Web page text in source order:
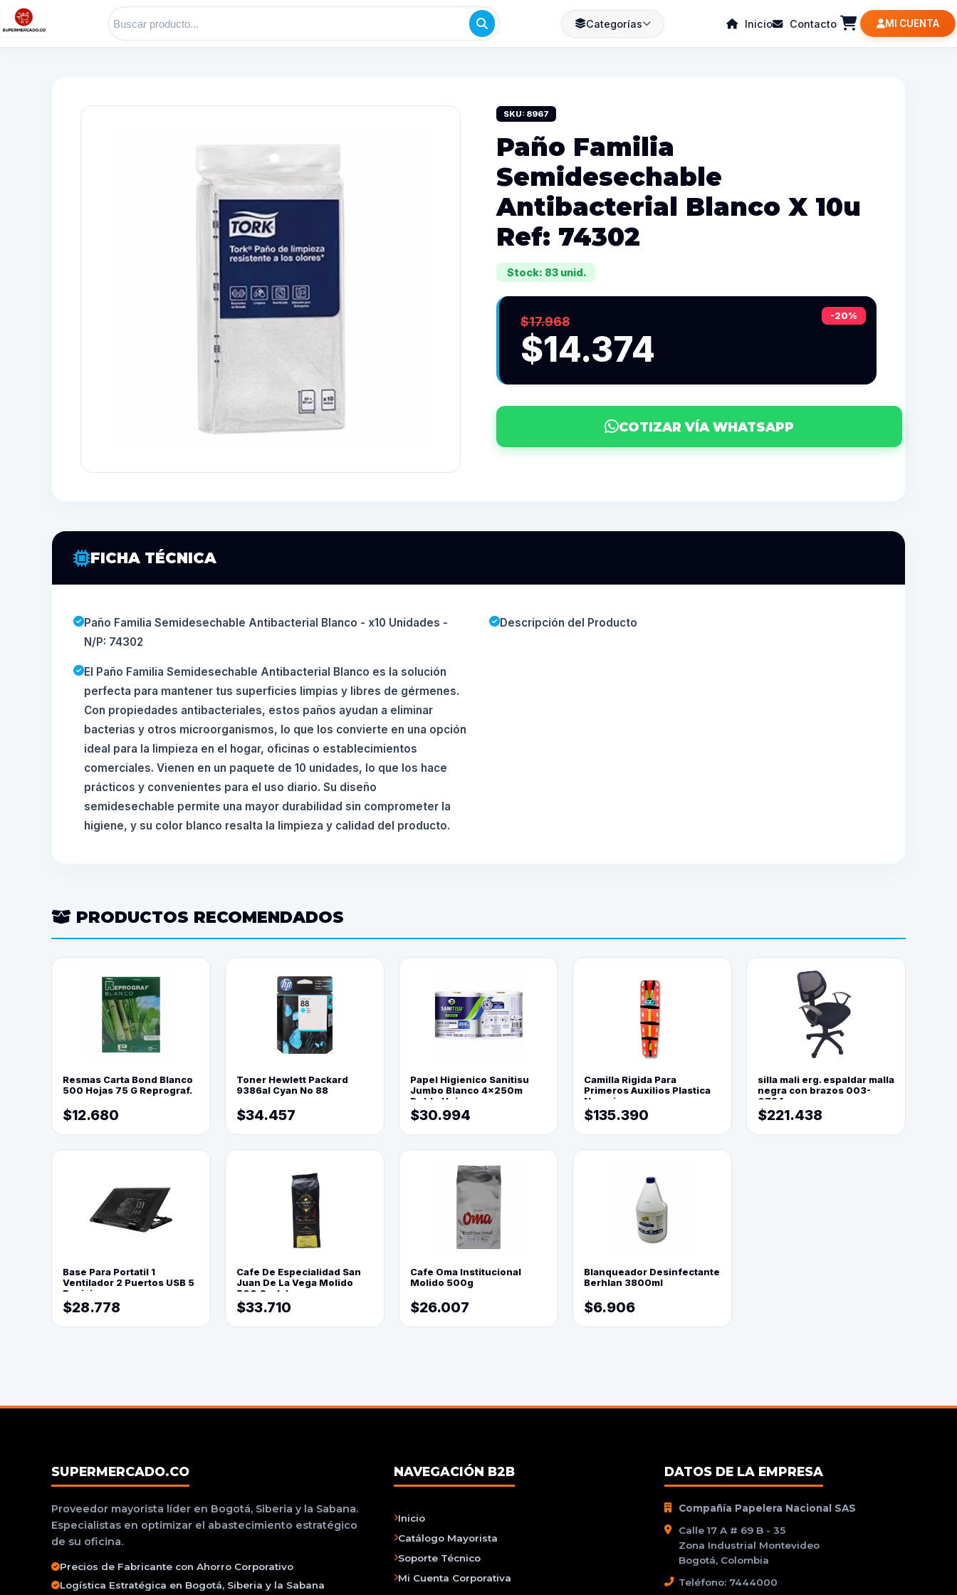
Categorías Inicio Contacto MI CUENTA
SKU: 8967
Paño Familia
Semidesechable
Antibacterial Blanco X 10u
Ref: 74302
Stock: 83 unid.
-20%
$17.968
$14.374
COTIZAR VÍA WHATSAPP
FICHA TÉCNICA
Paño Familia Semidesechable Antibacterial Blanco - x10 Unidades -
N/P: 74302
Descripción del Producto
El Paño Familia Semidesechable Antibacterial Blanco es la solución
perfecta para mantener tus superficies limpias y libres de gérmenes.
Con propiedades antibacteriales, estos paños ayudan a eliminar
bacterias y otros microorganismos, lo que los convierte en una opción
ideal para la limpieza en el hogar, oficinas o establecimientos
comerciales. Vienen en un paquete de 10 unidades, lo que los hace
prácticos y convenientes para el uso diario. Su diseño
semidesechable permite una mayor durabilidad sin comprometer la
higiene, y su color blanco resalta la limpieza y calidad del producto.
PRODUCTOS RECOMENDADOS
Resmas Carta Bond Blanco
500 Hojas 75 G Reprograf.
$12.680
Toner Hewlett Packard
9386al Cyan No 88
$34.457
Papel Higienico Sanitisu
Jumbo Blanco 4x250m
Doble Hoja
$30.994
Camilla Rigida Para
Primeros Auxilios Plastica
Naranja
$135.390
silla mali erg. espaldar malla
negra con brazos 003-
0794
$221.438
Base Para Portatil 1
Ventilador 2 Puertos USB 5
Posiciones
$28.778
Cafe De Especialidad San
Juan De La Vega Molido
500 Grs(=)
$33.710
Cafe Oma Institucional
Molido 500g
$26.007
Blanqueador Desinfectante
Berhlan 3800ml
$6.906
SUPERMERCADO.CO
Proveedor mayorista líder en Bogotá, Siberia y la Sabana.
Especialistas en optimizar el abastecimiento estratégico
de su oficina.
Precios de Fabricante con Ahorro Corporativo
Logística Estratégica en Bogotá, Siberia y la Sabana
NAVEGACIÓN B2B
Inicio
Catálogo Mayorista
Soporte Técnico
Mi Cuenta Corporativa
DATOS DE LA EMPRESA
Compañía Papelera Nacional SAS
Calle 17 A # 69 B - 35
Zona Industrial Montevideo
Bogotá, Colombia
Teléfono: 7444000